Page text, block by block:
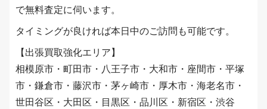
で無料査定に伺います。
タイミングが良ければ本日中のご訪問も可能です。
【出張買取強化エリア】
相模原市・町田市・八王子市・大和市・座間市・平塚
市・鎌倉市・藤沢市・茅ヶ崎市・厚木市・海老名市・
世田谷区・大田区・目黒区・品川区・新宿区・渋谷